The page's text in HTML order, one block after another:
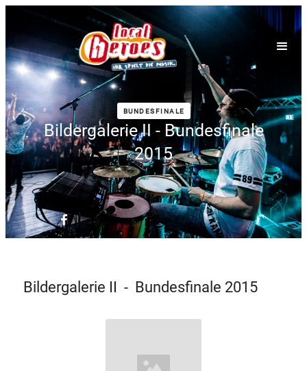
BUNDESFINALE
Bildergalerie II - Bundesfinale
2015
Bildergalerie II - Bundesfinale 2015